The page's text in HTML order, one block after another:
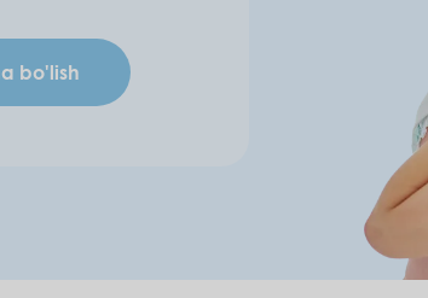
bo'lish